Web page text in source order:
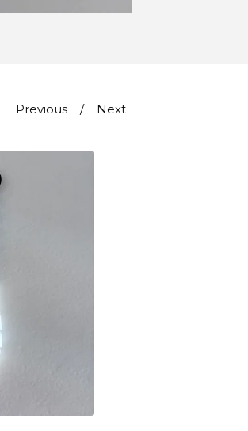
Previous Next